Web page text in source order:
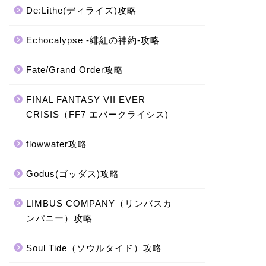
De:Lithe(ディライズ)攻略
Echocalypse -緋紅の神約-攻略
Fate/Grand Order攻略
FINAL FANTASY VII EVER
CRISIS（FF7 エバークライシス)
flowwater攻略
Godus(ゴッダス)攻略
LIMBUS COMPANY（リンバスカ
ンパニー）攻略
Soul Tide（ソウルタイド）攻略